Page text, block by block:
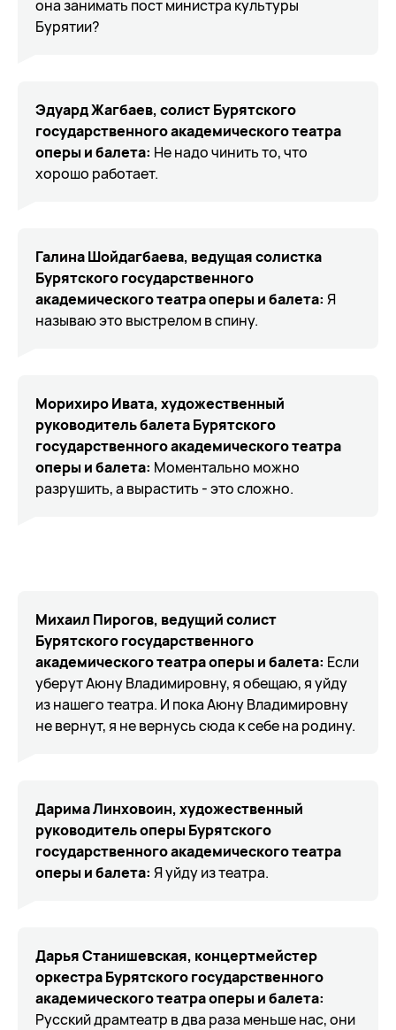
она занимать пост министра культуры
Бурятии?
Эдуард Жагбаев, солист Бурятского
государственного академического театра
оперы и балета: Не надо чинить то, что
хорошо работает.
Галина Шойдагбаева, ведущая солистка
Бурятского государственного
академического театра оперы и балета: Я
называю это выстрелом в спину.
Морихиро Ивата, художественный
руководитель балета Бурятского
государственного академического театра
оперы и балета: Моментально можно
разрушить, а вырастить - это сложно.
Михаил Пирогов, ведущий солист
Бурятского государственного
академического театра оперы и балета: Если
уберут Аюну Владимировну, я обещаю, я уйду
из нашего театра. И пока Аюну Владимировну
не вернут, я не вернусь сюда к себе на родину.
Дарима Линховоин, художественный
руководитель оперы Бурятского
государственного академического театра
оперы и балета: Я уйду из театра.
Дарья Станишевская, концертмейстер
оркестра Бурятского государственного
академического театра оперы и балета:
Русский драмтеатр в два раза меньше нас, они